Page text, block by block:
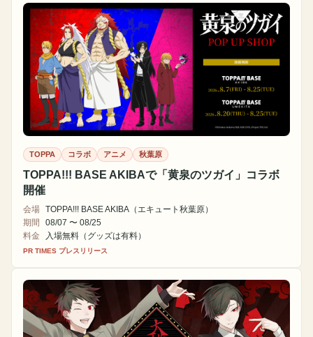
TOPPA コラボ アニメ 秋葉原
TOPPA!!! BASE AKIBAで「黄泉のツガイ」コラボ
開催
会場 TOPPA!!! BASE AKIBA（エキュート秋葉原）
期間
08/07 〜 08/25
料金
入場無料（グッズは有料）
PR TIMES プレスリリース